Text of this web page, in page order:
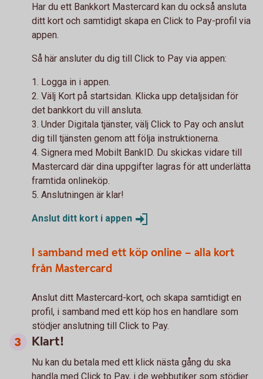
Har du ett Bankkort Mastercard kan du också ansluta
ditt kort och samtidigt skapa en Click to Pay-profil via
appen.
Så här ansluter du dig till Click to Pay via appen:
1. Logga in i appen.
2. Välj Kort på startsidan. Klicka upp detaljsidan för
det bankkort du vill ansluta.
3. Under Digitala tjänster, välj Click to Pay och anslut
dig till tjänsten genom att följa instruktionerna.
4. Signera med Mobilt BankID. Du skickas vidare till
Mastercard där dina uppgifter lagras för att underlätta
framtida onlineköp.
5. Anslutningen är klar!
Anslut ditt kort i appen
I samband med ett köp online – alla kort
från Mastercard
Anslut ditt Mastercard-kort, och skapa samtidigt en
profil, i samband med ett köp hos en handlare som
stödjer anslutning till Click to Pay.
Klart!
Nu kan du betala med ett klick nästa gång du ska
handla med Click to Pay, i de webbutiker som stödjer